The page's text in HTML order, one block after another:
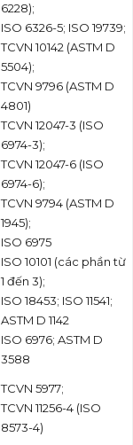
6228);
ISO 6326-5; ISO 19739;
TCVN 10142 (ASTM D
5504);
TCVN 9796 (ASTM D
4801)
TCVN 12047-3 (ISO
6974-3);
TCVN 12047-6 (ISO
6974-6);
TCVN 9794 (ASTM D
1945);
ISO 6975
ISO 10101 (các phần từ
1 đến 3);
ISO 18453; ISO 11541;
ASTM D 1142
ISO 6976; ASTM D
3588
TCVN 5977;
TCVN 11256-4 (ISO
8573-4)